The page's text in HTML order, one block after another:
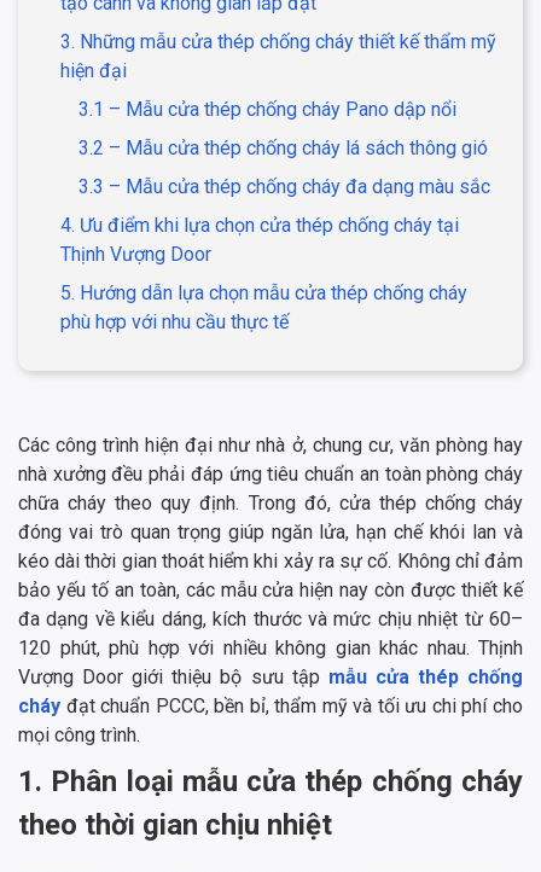
3. Những mẫu cửa thép chống cháy thiết kế thẩm mỹ
hiện đại
3.1 – Mẫu cửa thép chống cháy Pano dập nổi
3.2 – Mẫu cửa thép chống cháy lá sách thông gió
3.3 – Mẫu cửa thép chống cháy đa dạng màu sắc
4. Ưu điểm khi lựa chọn cửa thép chống cháy tại
Thịnh Vượng Door
5. Hướng dẫn lựa chọn mẫu cửa thép chống cháy
phù hợp với nhu cầu thực tế
Các công trình hiện đại như nhà ở, chung cư, văn phòng hay
nhà xưởng đều phải đáp ứng tiêu chuẩn an toàn phòng cháy
chữa cháy theo quy định. Trong đó, cửa thép chống cháy
đóng vai trò quan trọng giúp ngăn lửa, hạn chế khói lan và
kéo dài thời gian thoát hiểm khi xảy ra sự cố. Không chỉ đảm
bảo yếu tố an toàn, các mẫu cửa hiện nay còn được thiết kế
đa dạng về kiểu dáng, kích thước và mức chịu nhiệt từ 60–
120 phút, phù hợp với nhiều không gian khác nhau. Thịnh
Vượng Door giới thiệu bộ sưu tập mẫu cửa thép chống
cháy đạt chuẩn PCCC, bền bỉ, thẩm mỹ và tối ưu chi phí cho
mọi công trình.
1. Phân loại mẫu cửa thép chống cháy
theo thời gian chịu nhiệt